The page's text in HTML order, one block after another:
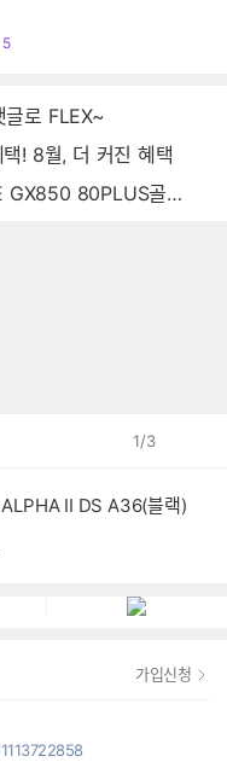
댓
5
글로 FLEX~
! 8월, 더 커진 혜택
골드 풀모듈러 ATX3.0 블랙
1/3
II DS A36(블랙)
가입신청